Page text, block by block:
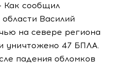
Как сообщил
Василий
на севере региона
уничтожено 47 БПЛА.
падения обломков